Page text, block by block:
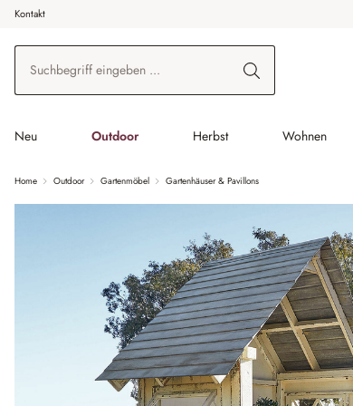
Hauptinhalt springen
Zur Suche springen
Zur Hauptnavigation springen
Kontakt
Neu Outdoor Herbst Wohnen
Home Outdoor Gartenmöbel Gartenhäuser & Pavillons